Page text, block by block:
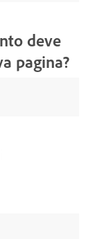
deve
pagina?